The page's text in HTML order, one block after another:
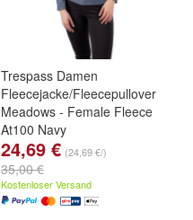
Trespass Damen
Fleecejacke/Fleecepullover
Meadows - Female Fleece
At100 Navy
24,69 € (24,69 €/)
35,00 €
Kostenloser Versand